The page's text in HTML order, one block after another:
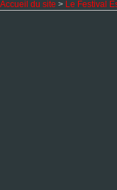
Accueil du site > Le Festival